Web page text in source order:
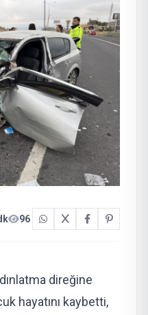
96
direğine
hayatını kaybetti,